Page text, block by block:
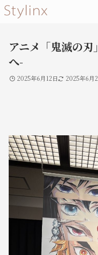
アニメ「鬼滅の
へ-
2025年6月12日 2025年6月